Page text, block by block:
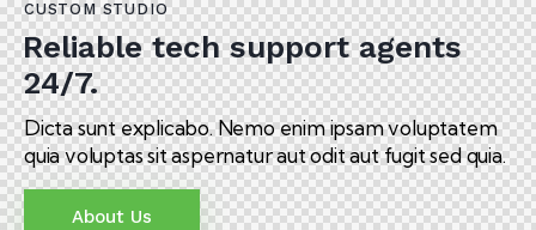
CUSTOM STUDIO
Reliable tech support agents
24/7.
Dicta sunt explicabo. Nemo enim ipsam voluptatem
quia voluptas sit aspernatur aut odit aut fugit sed quia.
About Us